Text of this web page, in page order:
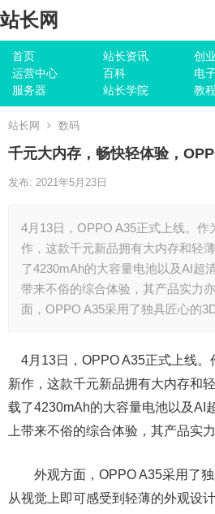
站长网
首页 站长资讯 创业
运营中心
百科 电
服务器
站长学院 教程
站长网 数码
千元大内存，畅快轻体验，
发布: 2021年5月23日
4月13日，OPPO A35正式上线。作
作，这款千元新品拥有大内存和轻
了4230mAh的大容量电池以及AI超
带来不俗的综合体验，其产品实力
面，OPPO A35采用了独具匠心的
4月13日，OPPO A35正式上线。
新作，这款千元新品拥有大内存和
载了4230mAh的大容量电池以及AI
上带来不俗的综合体验，其产品实
外观方面，OPPO A35采用了独
从视觉上即可感受到轻薄的外观设